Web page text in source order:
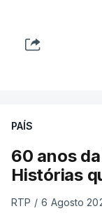
PAÍS
60 anos
Histórias
RTP / 6 Agosto